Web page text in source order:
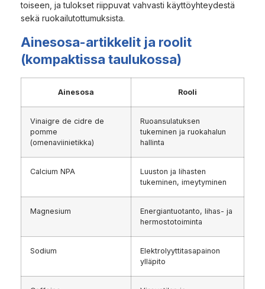
toiseen, ja tulokset riippuvat vahvasti käyttöyhteydestä
sekä ruokailutottumuksista.
Ainesosa-artikkelit ja roolit
(kompaktissa taulukossa)
Ainesosa Rooli
Vinaigre de cidre de
pomme
(omenaviinietikka)
Ruoansulatuksen
tukeminen ja ruokahalun
hallinta
Calcium NPA
Luuston ja lihasten
tukeminen, imeytyminen
Magnesium
Energiantuotanto, lihas- ja
hermostotoiminta
Sodium
Elektrolyyttitasapainon
ylläpito